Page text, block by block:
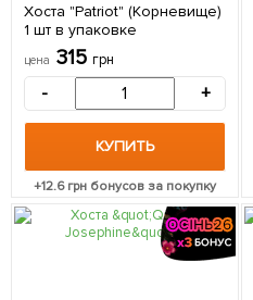
Хоста "Patriot" (Корневище)
1 шт в упаковке
цена 315 грн
- +
КУПИТЬ
+12.6грн бонусов за покупку